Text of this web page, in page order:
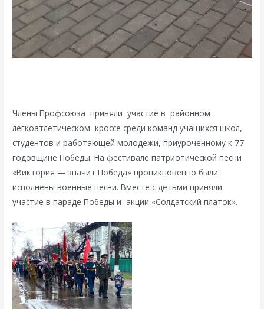
Члены Профсоюза приняли участие в районном
легкоатлетическом кроссе среди команд учащихся школ,
студентов и работающей молодежи, приуроченному к 77
годовщине Победы. На фестивале патриотической песни
«Виктория — значит Победа» проникновенно были
исполнены военные песни. Вместе с детьми приняли
участие в параде Победы и акции «Солдатский платок».